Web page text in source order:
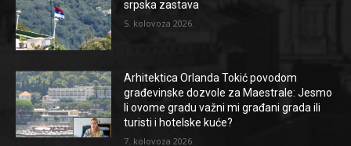
srpska zastava
5. kolovoza 2026.
Arhitektica Orlanda Tokić povodom
građevinske dozvole za Maestrale: Jesmo
li ovome gradu važni mi građani grada ili
turisti i hotelske kuće?
7. kolovoza 2026.